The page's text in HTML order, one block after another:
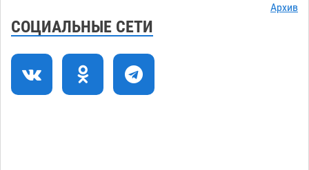
нелегалов прямым рейсом из Шереметьево
11:08 Как астраханцы назвали своих детей в июле
Архив
СОЦИАЛЬНЫЕ СЕТИ